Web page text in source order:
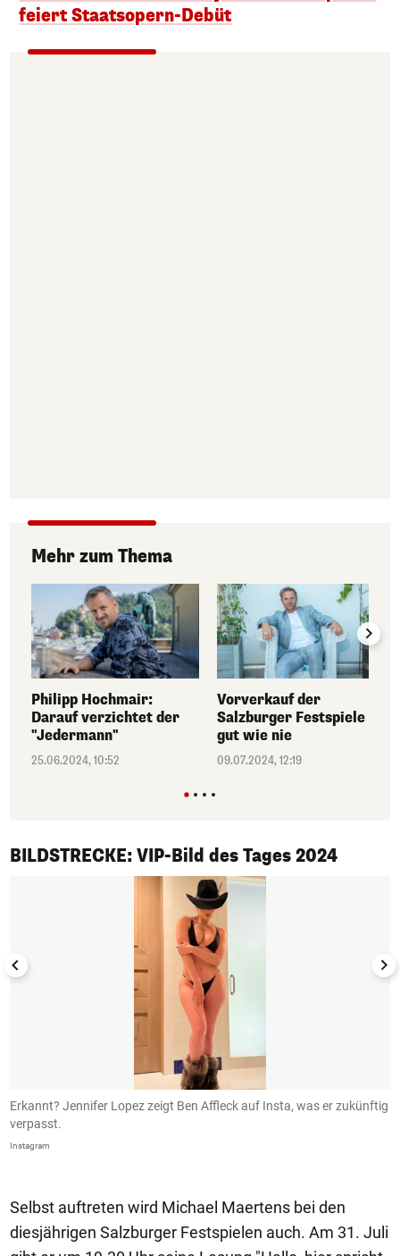
feiert Staatsopern-Debüt
Mehr zum Thema
Philipp Hochmair:
Darauf verzichtet der
"Jedermann"
25.06.2024, 10:52
Vorverkauf der
Salzburger Festspiele so
gut wie nie
09.07.2024, 12:19
BILDSTRECKE: VIP-Bild des Tages 2024
1/50
Erkannt? Jennifer Lopez zeigt Ben Affleck auf Insta, was er zukünftig
verpasst.
Instagram
Selbst auftreten wird Michael Maertens bei den
diesjährigen Salzburger Festspielen auch. Am 31. Juli